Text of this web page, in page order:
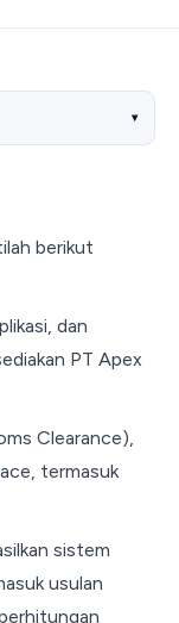
▾
berikut
dan
PT Apex
Clearance),
termasuk
sistem
usulan